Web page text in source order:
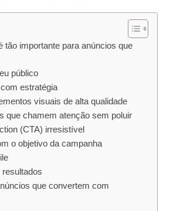
tão importante para anúncios que
público
estratégia
visuais de alta qualidade
que chamem atenção sem poluir
(CTA) irresistível
o objetivo da campanha
resultados
que convertem com